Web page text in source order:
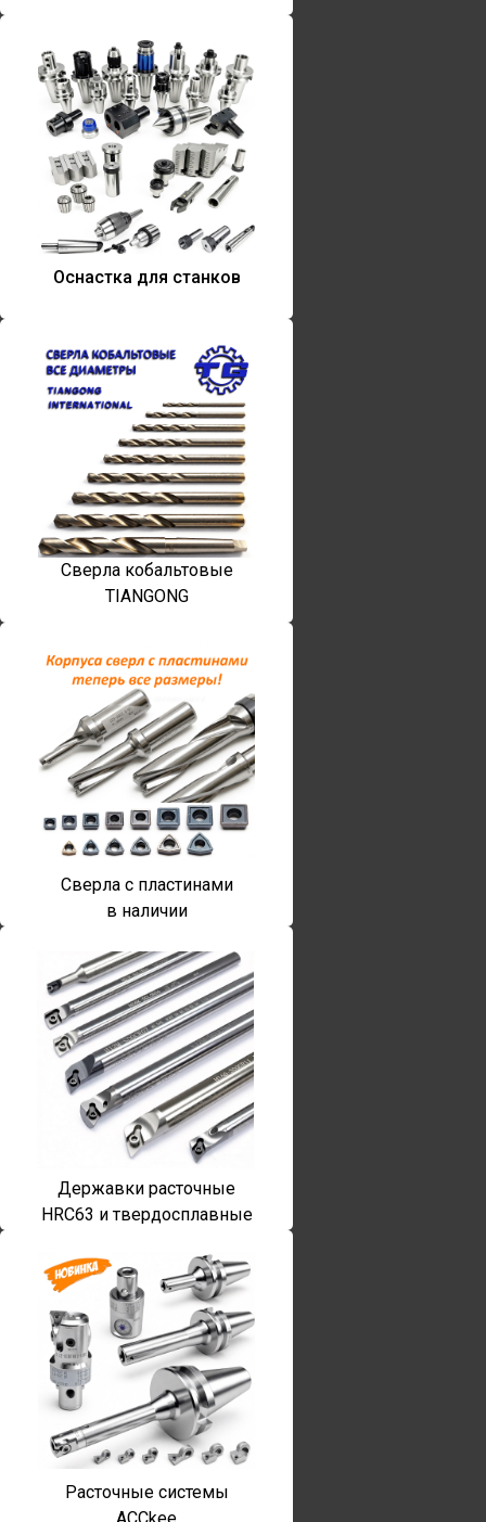
Оснастка для станков
Сверла кобальтовые
TIANGONG
Сверла с пластинами
в наличии
Державки расточные
HRC63 и твердосплавные
Расточные системы